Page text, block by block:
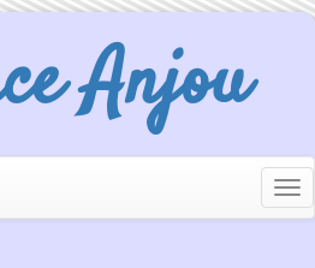
Anjou